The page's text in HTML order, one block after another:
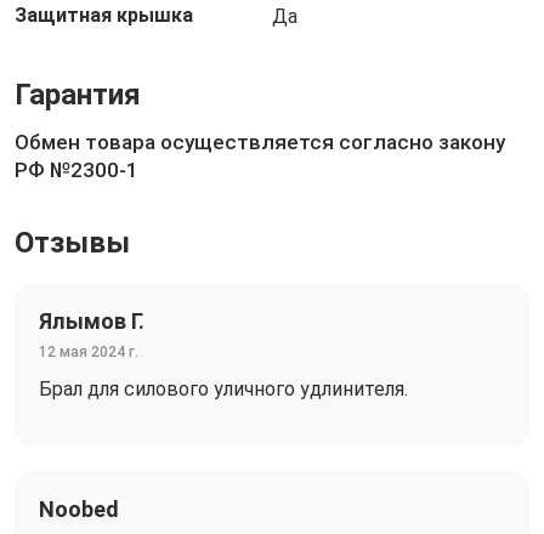
Защитная крышка Да
Гарантия
Обмен товара осуществляется согласно закону
РФ №2300-1
Отзывы
Ялымов Г.
12 мая 2024 г.
Брал для силового уличного удлинителя.
Noobed